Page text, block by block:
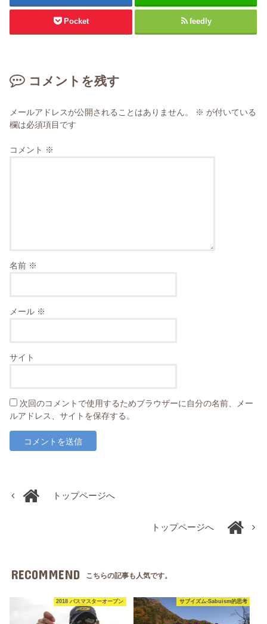
Pocket feedly
コメントを残す
メールアドレスが公開されることはありません。 ※ が付いている
欄は必須項目です
コメント ※
名前 ※
メール ※
サイト
次回のコメントで使用するためブラウザーに自分の名前、メー
ルアドレス、サイトを保存する。
トップページへ
トップページへ
RECOMMEND こちらの記事も人気です。
2018 バスマスターオープン サブイズム-Sabuism的思考